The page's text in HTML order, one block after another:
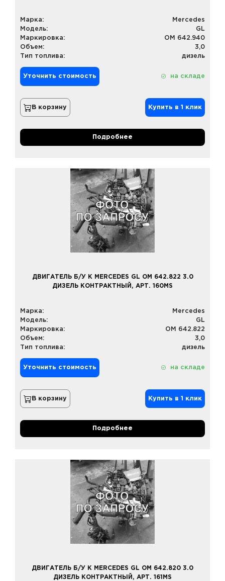
Марка:
Mercedes
Модель:
GL
Маркировка:
OM 642.940
Объем:
3,0
Тип топлива:
дизель
Уточнить стоимость на складе
В корзину Купить в 1 клик
Подробнее
ДВИГАТЕЛЬ Б/У К MERCEDES GL OM 642.822 3.0
ДИЗЕЛЬ КОНТРАКТНЫЙ, АРТ. 160MS
Марка:
Mercedes
Модель:
GL
Маркировка:
OM 642.822
Объем:
3,0
Тип топлива:
дизель
Уточнить стоимость на складе
В корзину Купить в 1 клик
Подробнее
ДВИГАТЕЛЬ Б/У К MERCEDES GL OM 642.820 3.0
ДИЗЕЛЬ КОНТРАКТНЫЙ, АРТ. 161MS